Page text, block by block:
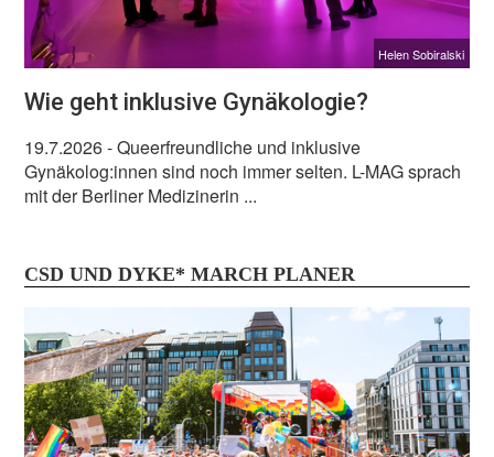
Helen Sobiralski
Wie geht inklusive Gynäkologie?
19.7.2026- Queerfreundliche und inklusive
Gynäkolog:innen sind noch immer selten. L-MAG sprach
mit der Berliner Medizinerin ...
CSD UND DYKE* MARCH PLANER